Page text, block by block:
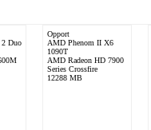
Duo
Opport
AMD Phenom II X6
1090T
AMD Radeon HD 7900
Series Crossfire
12288 MB